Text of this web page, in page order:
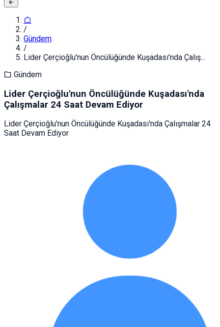
/
Gündem
/
Lider Çerçioğlu'nun Öncülüğünde Kuşadası'nda Çalış...
Gündem
Lider Çerçioğlu'nun Öncülüğünde Kuşadası'nda
Çalışmalar 24 Saat Devam Ediyor
Lider Çerçioğlu'nun Öncülüğünde Kuşadası'nda Çalışmalar 24
Saat Devam Ediyor